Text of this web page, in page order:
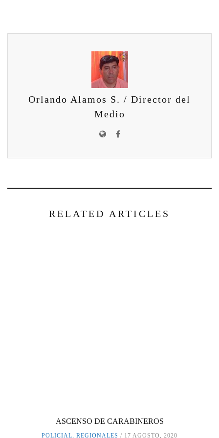
Orlando Alamos S. / Director del
Medio
RELATED ARTICLES
ASCENSO DE CARABINEROS
POLICIAL, REGIONALES 17 AGOSTO, 2020